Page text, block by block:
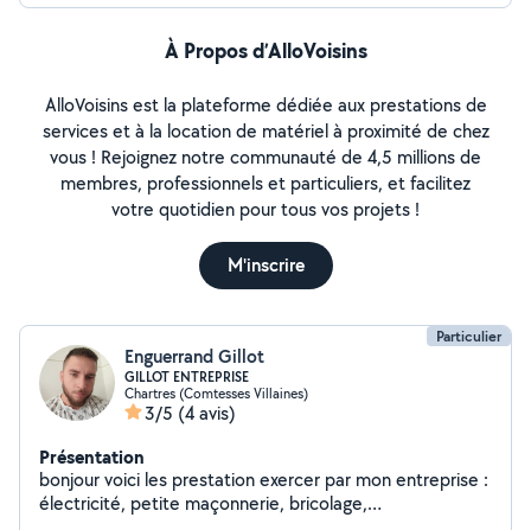
À Propos d’AlloVoisins
AlloVoisins est la plateforme dédiée aux prestations de
services et à la location de matériel à proximité de chez
vous ! Rejoignez notre communauté de 4,5 millions de
membres, professionnels et particuliers, et facilitez
votre quotidien pour tous vos projets !
M'inscrire
Particulier
Enguerrand Gillot
GILLOT ENTREPRISE
Chartres (Comtesses Villaines)
3/5 (4 avis)
Présentation
bonjour voici les prestation exercer par mon entreprise :
électricité, petite maçonnerie, bricolage,